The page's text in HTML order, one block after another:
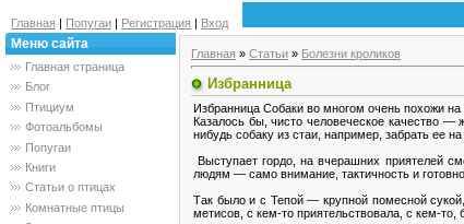
Главная | Попугаи | Регистрация | Вход
Меню сайта
Главная страница
Блог
Птициум
Фотоальбомы
Попугаи
Книги
Статьи о птицах
Комнатные птицы
Главная » Статьи » Болезни кроликов
Избранница
Избранница Собаки во многом очень похожи
Казалось бы, чисто человеческое качество
нибудь собаку из стаи, например, забрать ее
Выступает гордо, на вчерашних приятелей
людям — само внимание, тактичность и
Так было и с Тепой — крупной помесной
метисов, с кем-то приятельствовала, с кем-то,